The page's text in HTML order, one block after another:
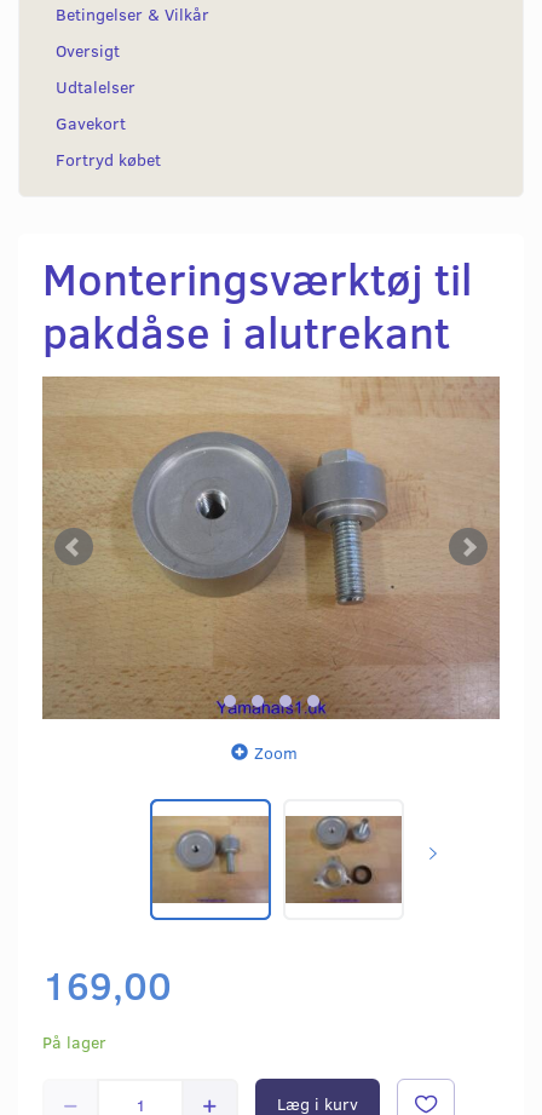
Betingelser & Vilkår
Oversigt
Udtalelser
Gavekort
Fortryd købet
Monteringsværktøj til
pakdåse i alutrekant
Zoom
169,00
På lager
Læg i kurv